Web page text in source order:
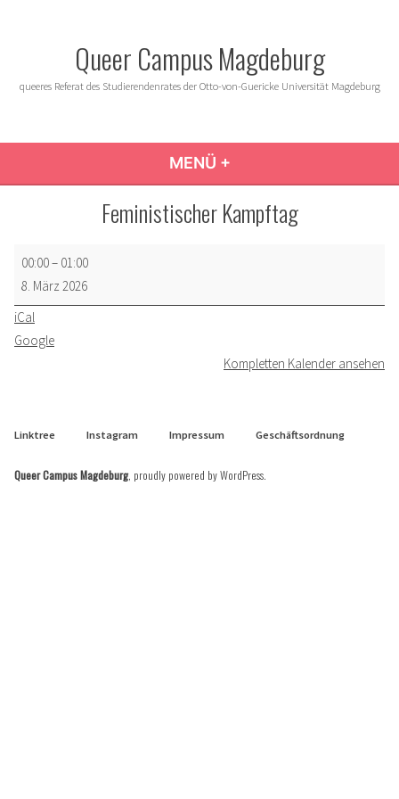
Queer Campus Magdeburg
queeres Referat des Studierendenrates der Otto-von-Guericke Universität Magdeburg
MENÜ +
Feministischer Kampftag
Feministischer
Kampftag
00:00– 01:00
8. März 2026
iCal
Google
Kompletten Kalender ansehen
Linktree Instagram Impressum Geschäftsordnung
Queer Campus Magdeburg, proudly powered by WordPress.